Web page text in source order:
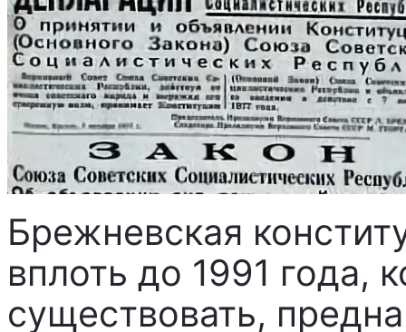
Брежневская
вплоть до 1991 года,
существовать,